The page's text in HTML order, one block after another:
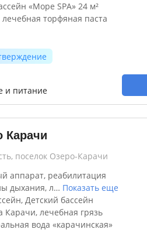
«Море SPA» 24 м²
торфяная паста
и питание
Карачи
поселок Озеро-Карачи
аппарат, реабилитация
дыхания, л… Показать еще
Детский бассейн
Карачи, лечебная грязь
вода «карачинская»